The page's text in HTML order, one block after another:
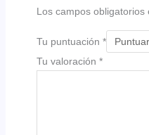
Los campos obligatorios
Tu puntuación *
Tu valoración *